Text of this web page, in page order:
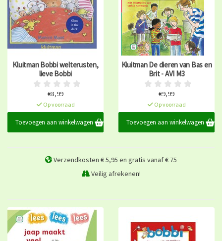
Kluitman Bobbi welterusten,
lieve Bobbi
€8,99
Op voorraad
Toevoegen aan winkelwagen
Kluitman De dieren van Bas en
Brit - AVI M3
€9,99
Op voorraad
Toevoegen aan winkelwagen
Verzendkosten € 5,95 en gratis vanaf € 75
Veilig afrekenen!